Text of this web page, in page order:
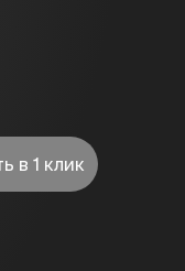
в 1 клик